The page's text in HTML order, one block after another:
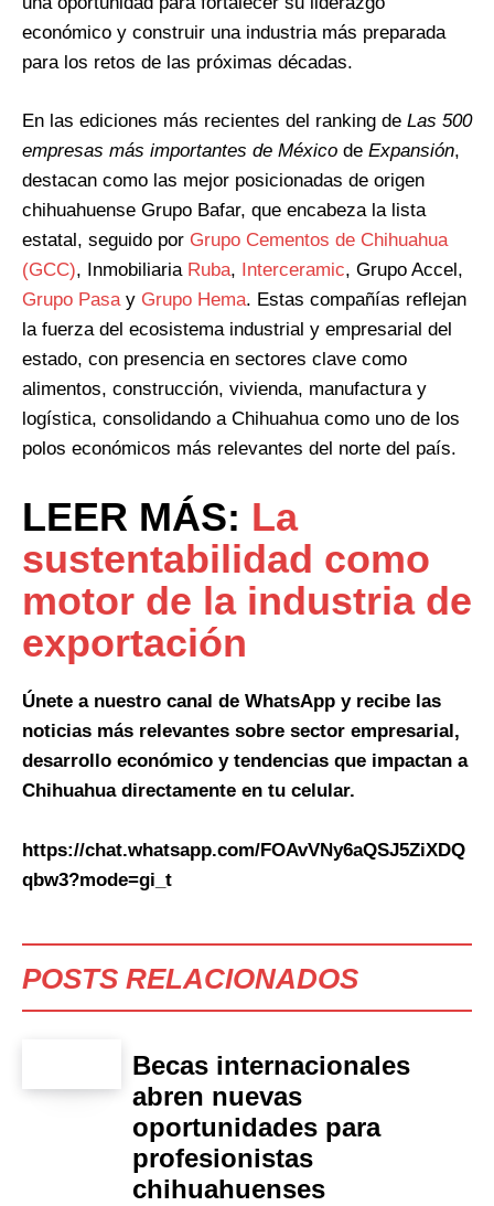
económico y construir una industria más preparada
para los retos de las próximas décadas.
En las ediciones más recientes del ranking de Las 500
empresas más importantes de México de Expansión,
destacan como las mejor posicionadas de origen
chihuahuense Grupo Bafar, que encabeza la lista
estatal, seguido por Grupo Cementos de Chihuahua
(GCC), Inmobiliaria Ruba, Interceramic, Grupo Accel,
Grupo Pasay Grupo Hema. Estas compañías reflejan
la fuerza del ecosistema industrial y empresarial del
estado, con presencia en sectores clave como
alimentos, construcción, vivienda, manufactura y
logística, consolidando a Chihuahua como uno de los
polos económicos más relevantes del norte del país.
LEER MÁS: La
sustentabilidad como
motor de la industria de
exportación
Únete a nuestro canal de WhatsApp y recibe las
noticias más relevantes sobre sector empresarial,
desarrollo económico y tendencias que impactan a
Chihuahua directamente en tu celular.
https://chat.whatsapp.com/FOAvVNy6aQSJ5ZiXDQ
qbw3?mode=gi_t
POSTS RELACIONADOS
Becas internacionales
abren nuevas
oportunidades para
profesionistas
chihuahuenses